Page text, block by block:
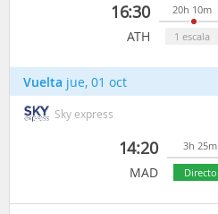
16:30
ATH
20h 10m
1 escala
Vuelta jue, 01 oct
Sky express
14:20
MAD
3h 25m
Directo